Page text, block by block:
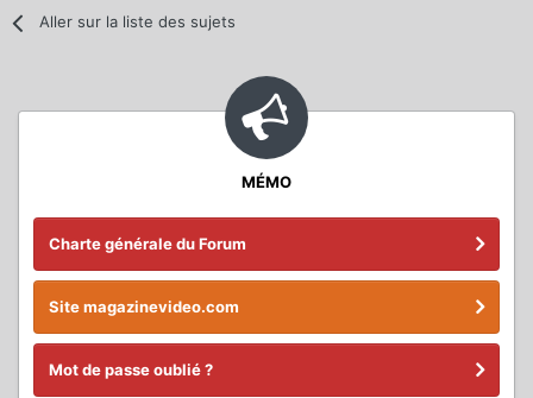
Aller sur la liste des sujets
MÉMO
Charte générale du Forum
Site magazinevideo.com
Mot de passe oublié ?